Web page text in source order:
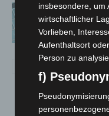
insbesondere, um
wirtschaftlicher
Vorlieben,
Aufenthaltsort
Person zu
f)